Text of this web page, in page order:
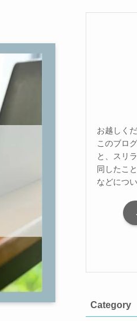
お越しく
このブロ
と、スリ
同したこ
などにつ
Category